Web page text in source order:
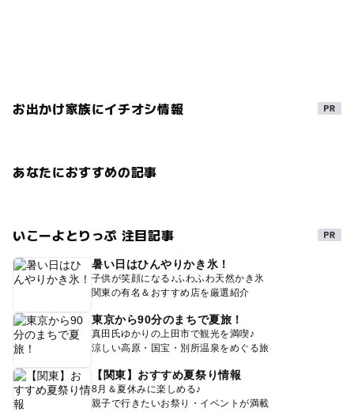
お出かけ家族にイチオシ情報
あなたにおすすめの記事
いこーよとりっぷ 注目記事
暑い日はひんやりかき氷！
子供が笑顔になる♪ふわふわ天然かき氷
関東の有名＆おすすめ店を厳選紹介
東京から90分のまちで夏旅！
真田氏ゆかりの上田市で観光を満喫♪
涼しい高原・国宝・別所温泉をめぐる旅
【関東】おすすめ夏祭り情報
8月＆夏休みに楽しめる♪
親子で行きたいお祭り・イベントが満載